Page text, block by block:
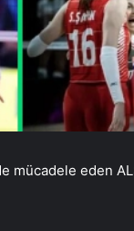
mücadele eden